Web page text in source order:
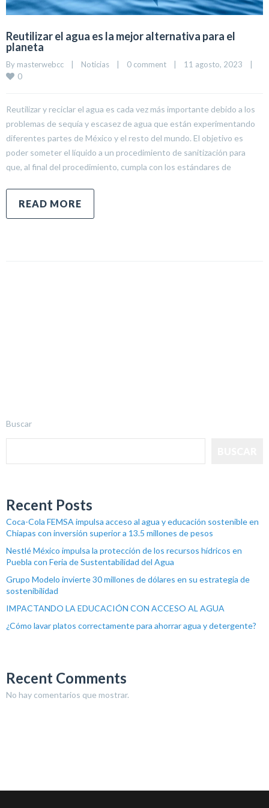
Reutilizar el agua es la mejor alternativa para el
planeta
By masterwebcc | Noticias | 0 comment | 11 agosto, 2023 |
0
Reutilizar y reciclar el agua es cada vez más importante debido a los
problemas de sequía y escasez de agua que están experimentando
diferentes partes de México y el resto del mundo. El objetivo es
poder someter el líquido a un procedimiento de sanitización para
que, al final del procedimiento, cumpla con los estándares de
READ MORE
Buscar
Recent Posts
Coca-Cola FEMSA impulsa acceso al agua y educación sostenible en
Chiapas con inversión superior a 13.5 millones de pesos
Nestlé México impulsa la protección de los recursos hídricos en
Puebla con Feria de Sustentabilidad del Agua
Grupo Modelo invierte 30 millones de dólares en su estrategia de
sostenibilidad
IMPACTANDO LA EDUCACIÓN CON ACCESO AL AGUA
¿Cómo lavar platos correctamente para ahorrar agua y detergente?
Recent Comments
No hay comentarios que mostrar.